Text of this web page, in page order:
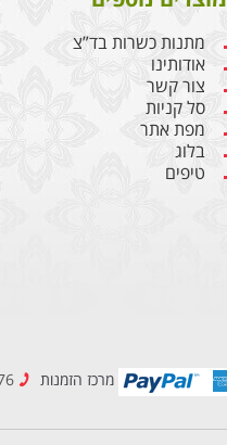
מתנות כשרות בד”צ
אודותינו
צור קשר
סל קניות
מפת אתר
בלוג
טיפים
מרכז הזמנות 077-2307776